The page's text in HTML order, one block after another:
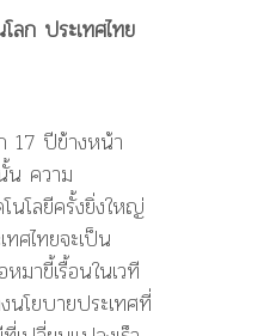
ลก ประเทศไทย
17 ปีข้างหน้า
น ความ
นโลยีครั้งยิ่งใหญ่
ทศไทยจะเป็น
าขี้เรื้อนในเวที
นโยบายประเทศที่